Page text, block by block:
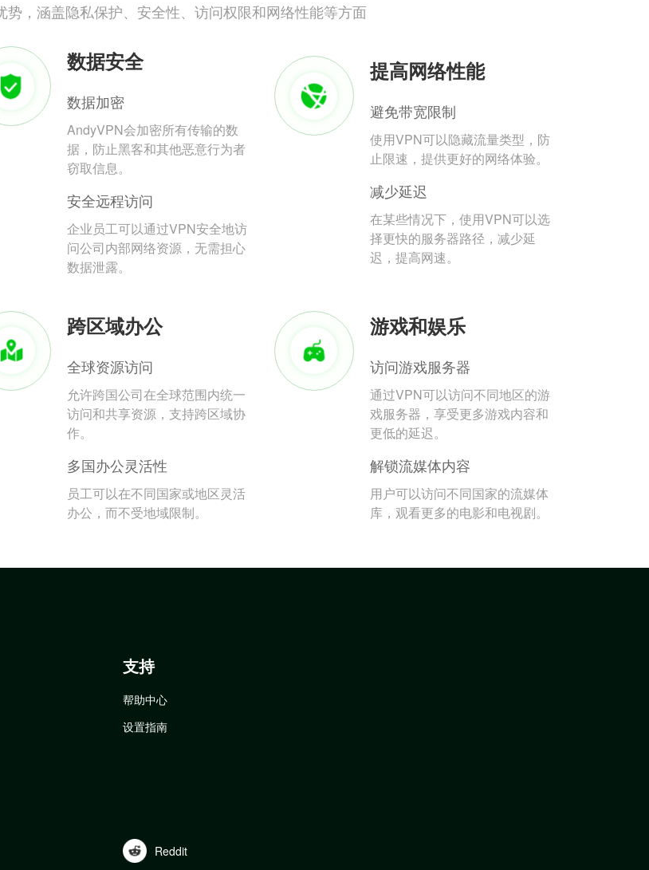
势，涵盖隐私保护、安全性、访问权限和网络性能等方面
数据安全
数据加密
AndyVPN会加密所有传输的数
据，防止黑客和其他恶意行为者
窃取信息。
安全远程访问
企业员工可以通过VPN安全地访
问公司内部网络资源，无需担心
数据泄露。
提高网络性能
避免带宽限制
使用VPN可以隐藏流量类型，防
止限速，提供更好的网络体验。
减少延迟
在某些情况下，使用VPN可以选
择更快的服务器路径，减少延
迟，提高网速。
跨区域办公
全球资源访问
允许跨国公司在全球范围内统一
访问和共享资源，支持跨区域协
作。
多国办公灵活性
员工可以在不同国家或地区灵活
办公，而不受地域限制。
游戏和娱乐
访问游戏服务器
通过VPN可以访问不同地区的游
戏服务器，享受更多游戏内容和
更低的延迟。
解锁流媒体内容
用户可以访问不同国家的流媒体
库，观看更多的电影和电视剧。
支持
帮助中心
设置指南
Reddit